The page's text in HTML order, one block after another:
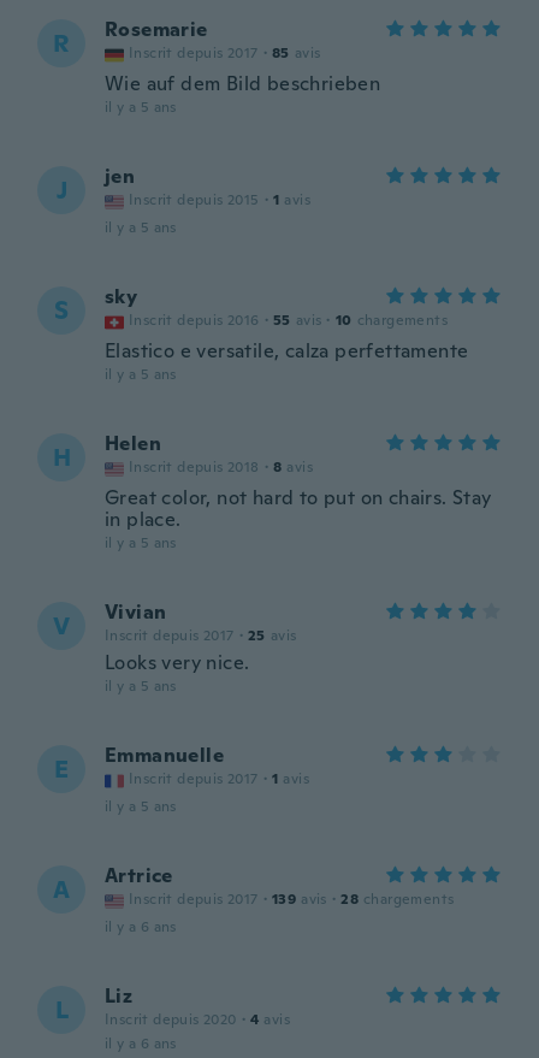
R Rosemarie
Inscrit depuis 2017 · 85 avis
Wie auf dem Bild beschrieben
il y a 5 ans
J jen
Inscrit depuis 2015 · 1 avis
il y a 5 ans
S sky
Inscrit depuis 2016 · 55 avis · 10 chargements
Elastico e versatile, calza perfettamente
il y a 5 ans
H Helen
Inscrit depuis 2018 · 8 avis
Great color, not hard to put on chairs. Stay
in place.
il y a 5 ans
V Vivian
Inscrit depuis 2017 · 25 avis
Looks very nice.
il y a 5 ans
E Emmanuelle
Inscrit depuis 2017 · 1 avis
il y a 5 ans
A Artrice
Inscrit depuis 2017 · 139 avis · 28 chargements
il y a 6 ans
L Liz
Inscrit depuis 2020 · 4 avis
il y a 6 ans